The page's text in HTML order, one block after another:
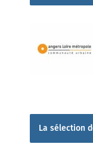
La sélection